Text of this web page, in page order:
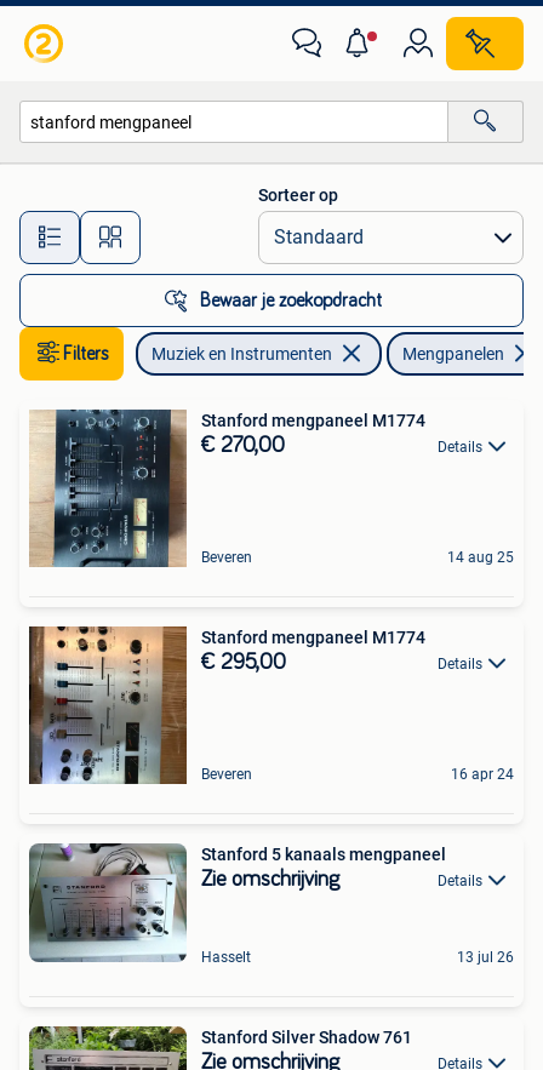
Alle afstanden…
Sorteer op
Bewaar je zoekopdracht
Filters Muziek en Instrumenten Mengpanelen
Stanford mengpaneel M1774
€ 270,00 Details
Beveren 14 aug 25
Stanford mengpaneel M1774
€ 295,00 Details
Beveren 16 apr 24
Stanford 5 kanaals mengpaneel
Zie omschrijving Details
Hasselt 13 jul 26
Stanford Silver Shadow 761
Zie omschrijving Details